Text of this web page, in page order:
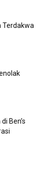
Terdakwa
Ben’s